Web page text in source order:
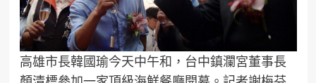
高雄市長韓國瑜今天中午和，台中鎮瀾宮董事長